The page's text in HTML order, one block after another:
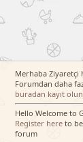
Merhaba Ziyaretçi
Forumdan daha
buradan kayıt
Hello Welcome to
Register here to
forum